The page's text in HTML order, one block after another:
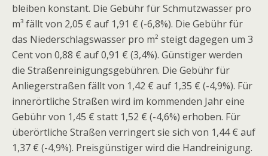
bleiben konstant. Die Gebühr für Schmutzwasser pro
m³ fällt von 2,05 € auf 1,91 € (-6,8%). Die Gebühr für
das Niederschlagswasser pro m² steigt dagegen um 3
Cent von 0,88 € auf 0,91 € (3,4%). Günstiger werden
die Straßenreinigungsgebühren. Die Gebühr für
Anliegerstraßen fällt von 1,42 € auf 1,35 € (-4,9%). Für
innerörtliche Straßen wird im kommenden Jahr eine
Gebühr von 1,45 € statt 1,52 € (-4,6%) erhoben. Für
überörtliche Straßen verringert sie sich von 1,44 € auf
1,37 € (-4,9%). Preisgünstiger wird die Handreinigung.